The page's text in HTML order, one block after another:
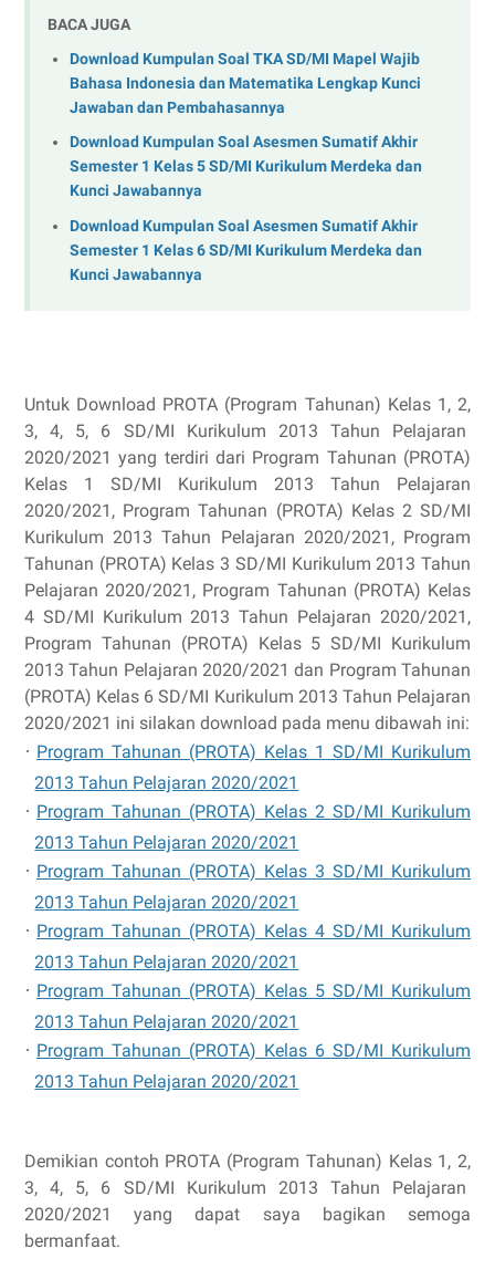
BACA JUGA
Download Kumpulan Soal TKA SD/MI Mapel Wajib
Bahasa Indonesia dan Matematika Lengkap Kunci
Jawaban dan Pembahasannya
Download Kumpulan Soal Asesmen Sumatif Akhir
Semester 1 Kelas 5 SD/MI Kurikulum Merdeka dan
Kunci Jawabannya
Download Kumpulan Soal Asesmen Sumatif Akhir
Semester 1 Kelas 6 SD/MI Kurikulum Merdeka dan
Kunci Jawabannya
Untuk Download PROTA (Program Tahunan) Kelas 1, 2,
3, 4, 5, 6 SD/MI Kurikulum 2013 Tahun Pelajaran
2020/2021 yang terdiri dari Program Tahunan (PROTA)
Kelas 1 SD/MI Kurikulum 2013 Tahun Pelajaran
2020/2021, Program Tahunan (PROTA) Kelas 2 SD/MI
Kurikulum 2013 Tahun Pelajaran 2020/2021, Program
Tahunan (PROTA) Kelas 3 SD/MI Kurikulum 2013 Tahun
Pelajaran 2020/2021, Program Tahunan (PROTA) Kelas
4 SD/MI Kurikulum 2013 Tahun Pelajaran 2020/2021,
Program Tahunan (PROTA) Kelas 5 SD/MI Kurikulum
2013 Tahun Pelajaran 2020/2021 dan Program Tahunan
(PROTA) Kelas 6 SD/MI Kurikulum 2013 Tahun Pelajaran
2020/2021 ini silakan download pada menu dibawah ini:
· Program Tahunan (PROTA) Kelas 1 SD/MI Kurikulum
2013 Tahun Pelajaran 2020/2021
· Program Tahunan (PROTA) Kelas 2 SD/MI Kurikulum
2013 Tahun Pelajaran 2020/2021
· Program Tahunan (PROTA) Kelas 3 SD/MI Kurikulum
2013 Tahun Pelajaran 2020/2021
· Program Tahunan (PROTA) Kelas 4 SD/MI Kurikulum
2013 Tahun Pelajaran 2020/2021
· Program Tahunan (PROTA) Kelas 5 SD/MI Kurikulum
2013 Tahun Pelajaran 2020/2021
· Program Tahunan (PROTA) Kelas 6 SD/MI Kurikulum
2013 Tahun Pelajaran 2020/2021
Demikian contoh PROTA (Program Tahunan) Kelas 1, 2,
3, 4, 5, 6 SD/MI Kurikulum 2013 Tahun Pelajaran
2020/2021 yang dapat saya bagikan semoga
bermanfaat.